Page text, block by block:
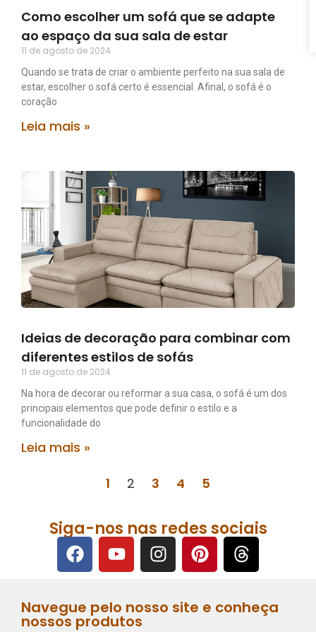
Como escolher um sofá que se adapte
ao espaço da sua sala de estar
11 de agosto de 2024
Quando se trata de criar o ambiente perfeito na sua sala de
estar, escolher o sofá certo é essencial. Afinal, o sofá é o
coração
Leia mais »
Ideias de decoração para combinar com
diferentes estilos de sofás
11 de agosto de 2024
Na hora de decorar ou reformar a sua casa, o sofá é um dos
principais elementos que pode definir o estilo e a
funcionalidade do
Leia mais »
1 2 3 4 5
Siga-nos nas redes sociais
Navegue pelo nosso site e conheça
nossos produtos